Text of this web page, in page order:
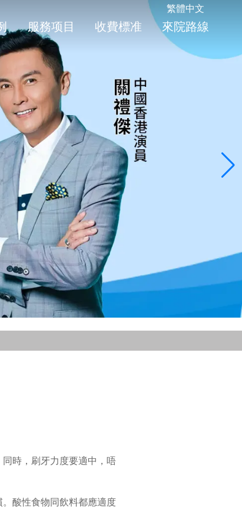
繁體中文
服務项目 收費標准 來院路線
時，刷牙力度要適中，唔
酸性食物同飲料都應適度